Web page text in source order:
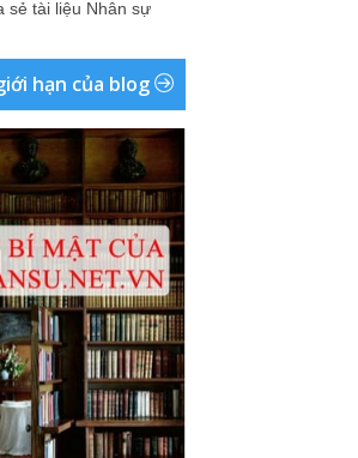
sẻ tài liệu Nhân sự
hạn của blog